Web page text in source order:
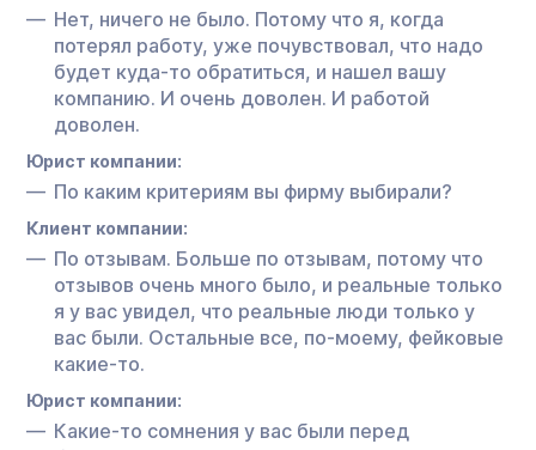
Нет, ничего не было. Потому что я, когда
потерял работу, уже почувствовал, что надо
будет куда-то обратиться, и нашел вашу
компанию. И очень доволен. И работой
доволен.
Юрист компании:
По каким критериям вы фирму выбирали?
Клиент компании:
По отзывам. Больше по отзывам, потому что
отзывов очень много было, и реальные только
я у вас увидел, что реальные люди только у
вас были. Остальные все, по-моему, фейковые
какие-то.
Юрист компании:
Какие-то сомнения у вас были перед